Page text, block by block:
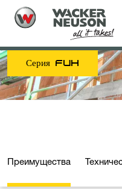
Серия FUH
Преимущества